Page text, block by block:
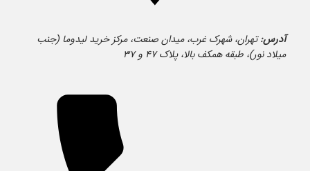
آدرس:تهران، شهرک غرب، میدان صنعت، مرکز خرید لیدوما (جنب
میلاد نور)، طبقه همکف بالا، پلاک ۴۷ و ۳۷